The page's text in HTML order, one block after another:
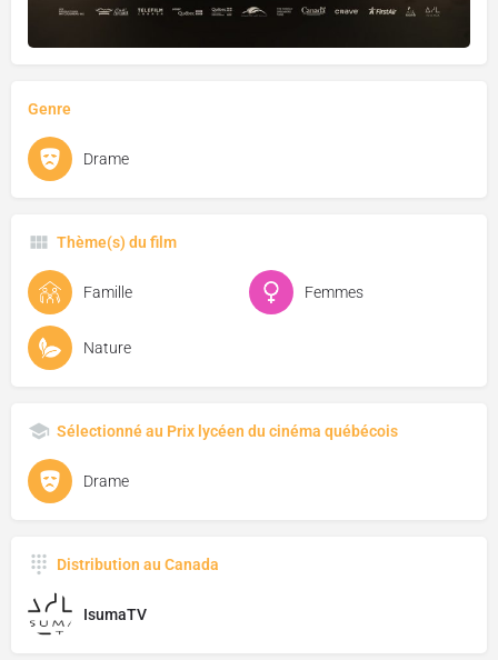
Genre
Drame
Thème(s) du film
Famille Femmes
Nature
Sélectionné au Prix lycéen du cinéma québécois
Drame
Distribution au Canada
IsumaTV